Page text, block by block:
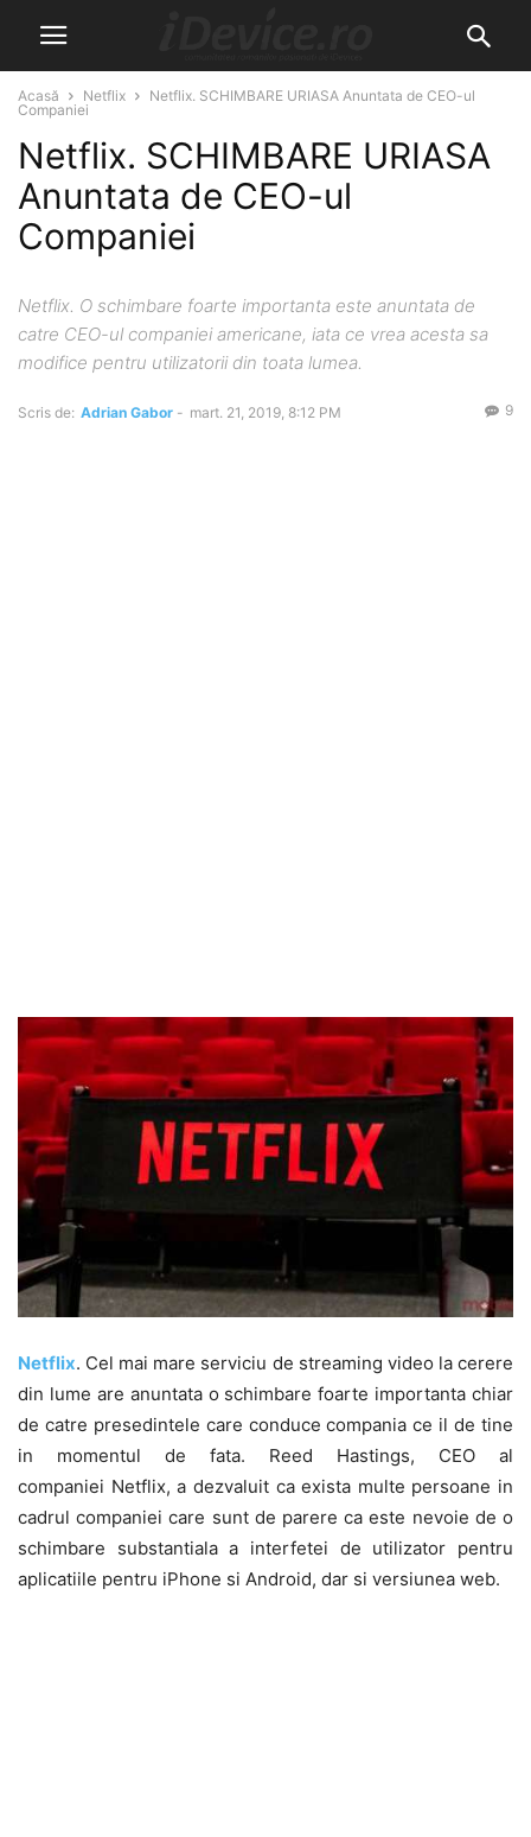
Acasă Netflix
Netflix. SCHIMBARE URIASA Anuntata de CEO-ul
Companiei
Netflix. SCHIMBARE URIASA
Anuntata de CEO-ul
Companiei
Netflix. O schimbare foarte importanta este anuntata de
catre CEO-ul companiei americane, iata ce vrea acesta sa
modifice pentru utilizatorii din toata lumea.
Scris de: Adrian Gabor - mart. 21, 2019, 8:12 PM 9
Netflix. Cel mai mare serviciu de streaming video la cerere
din lume are anuntata o schimbare foarte importanta chiar
de catre presedintele care conduce compania ce il de tine
in momentul de fata. Reed Hastings, CEO al
companiei Netflix, a dezvaluit ca exista multe persoane in
cadrul companiei care sunt de parere ca este nevoie de o
schimbare substantiala a interfetei de utilizator pentru
aplicatiile pentru iPhone si Android, dar si versiunea web.